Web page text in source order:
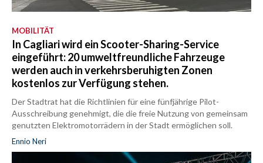
MOBILITÄT
In Cagliari wird ein Scooter-Sharing-Service
eingeführt: 20 umweltfreundliche Fahrzeuge
werden auch in verkehrsberuhigten Zonen
kostenlos zur Verfügung stehen.
Der Stadtrat hat die Richtlinien für eine fünfjährige Pilot-
Ausschreibung genehmigt, die die freie Nutzung von gemeinsam
genutzten Elektromotorrädern in der Stadt ermöglichen soll.
Ennio Neri